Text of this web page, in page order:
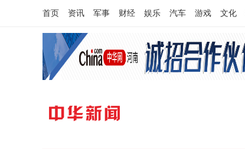
首页 资讯 军事 财经 娱乐 汽车 游戏 文化